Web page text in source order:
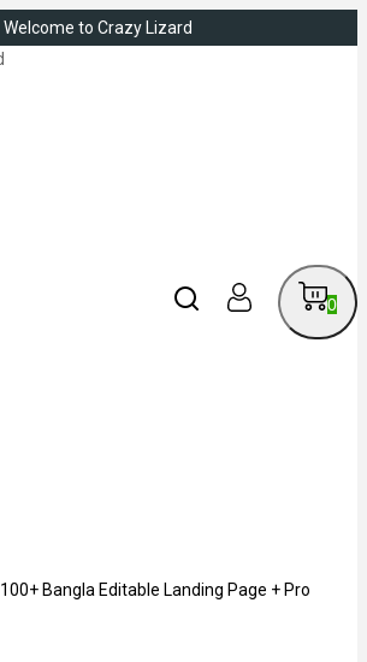
Welcome to Crazy Lizard
0
100+ Bangla Editable Landing Page + Pro